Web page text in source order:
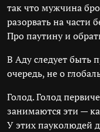
так что мужчина
разорвать на части
Про паутину и
В Аду следует быть
очередь, не о
Голод. Голод
занимаются эти —
У этих пауколюдей